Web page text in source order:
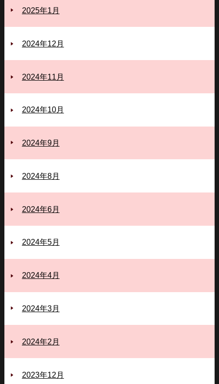
2025年1月
2024年12月
2024年11月
2024年10月
2024年9月
2024年8月
2024年6月
2024年5月
2024年4月
2024年3月
2024年2月
2023年12月